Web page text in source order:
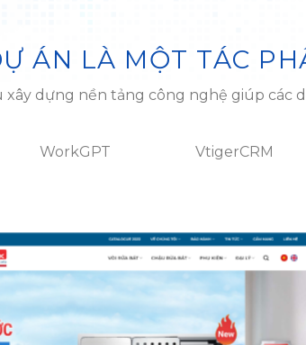
ÁN LÀ MỘT TÁC
xây dựng nền tảng công nghệ giúp các
WorkGPT VtigerCRM